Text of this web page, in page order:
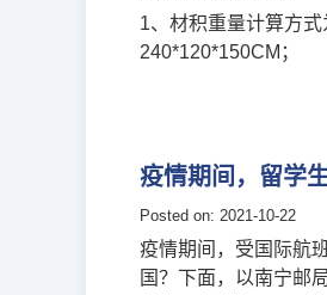
1、材积重量计算方
240*120*150CM；
疫情期间，留学
Posted on: 2021-10-22
疫情期间，受国际航
国？下面，以南宁邮